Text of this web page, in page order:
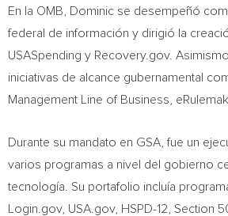
En la OMB, Dominic se desempeñó
federal de información y dirigió la
USASpending y Recovery.gov.
iniciativas de alcance gubernamental
Management Line of Business,
Durante su mandato en GSA, fue un
varios programas a nivel del gobierno
tecnología. Su portafolio incluía
Login.gov, USA.gov, HSPD-12, Section